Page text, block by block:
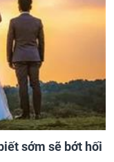
sớm sẽ bớt hối